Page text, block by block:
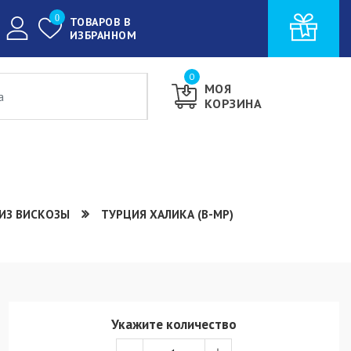
ТОВАРОВ В
ИЗБРАННОМ
0
МОЯ
КОРЗИНА
0
ВИСКОЗЫ ТУРЦИЯ ХАЛИКА (В-МР)
Укажите количество